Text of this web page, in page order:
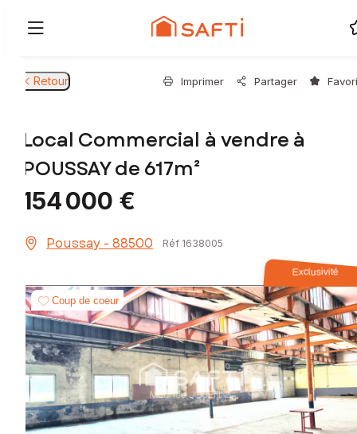
Retour Imprimer Partager
Local Commercial à vendre à
POUSSAY de 617m²
154 000 €
Poussay - 88500 Réf 1638005
Exclusivité
Coup de coeur